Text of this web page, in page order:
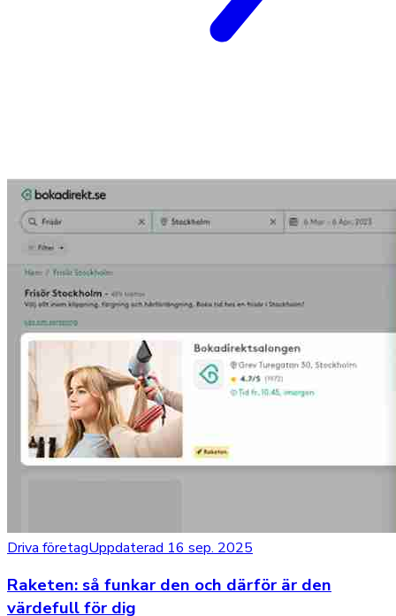
Driva företagUppdaterad 16 sep. 2025
Raketen: så funkar den och därför är den
värdefull för dig